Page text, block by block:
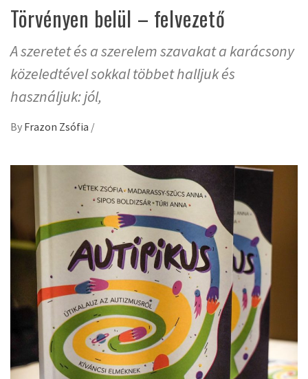
Törvényen belül – felvezető
A szeretet és a szerelem szavakat a karácsony
közeledtével sokkal többet halljuk és
használjuk: jól,
By Frazon Zsófia /